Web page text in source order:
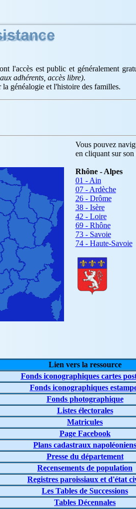
l'accès est public et généralement
adhérents, accès libre).
généalogie et l'histoire des familles.
Vous pouvez
en cliquant sur son
Rhône - Alpes
01 - Ain
07 - Ardèche
26 - Drôme
38 - Isère
42 - Loire
69 - Rhône
73 - Savoie
74 - Haute-Savoie
Lien vers la ressource
Fonds iconographiques cartes
Fonds iconographiques
Fonds photographique
Listes électorales
Matricules
Page Facebook
Plans cadastraux napoléoniens
Presse du département
Recensements de population
Registres paroissiaux et d'état
Les Tables de Successions
Tables Décennales